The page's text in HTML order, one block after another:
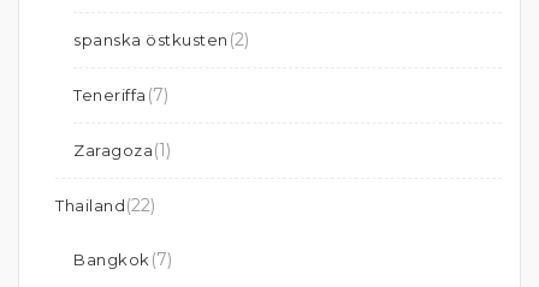
spanska östkusten (2)
Teneriffa (7)
Zaragoza(1)
Thailand(22)
Bangkok (7)